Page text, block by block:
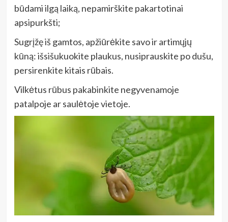
būdami ilgą laiką, nepamirškite pakartotinai
apsipurkšti;
Sugrįžę iš gamtos, apžiūrėkite savo ir artimųjų
kūną: išsišukuokite plaukus, nusiprauskite po dušu,
persirenkite kitais rūbais.
Vilkėtus rūbus pakabinkite negyvenamoje
patalpoje ar saulėtoje vietoje.